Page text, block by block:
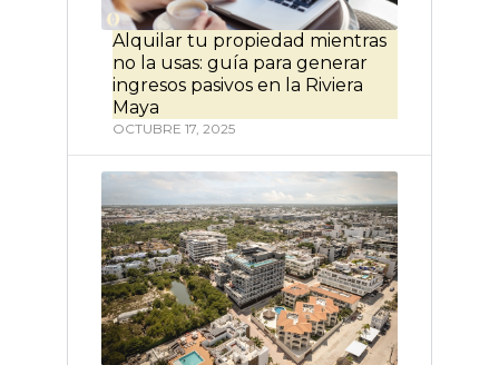
Alquilar tu propiedad mientras
no la usas: guía para generar
ingresos pasivos en la Riviera
Maya
OCTUBRE 17, 2025